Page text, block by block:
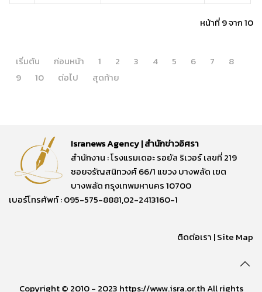
หน้าที่ 9 จาก 10
เริ่มต้น ก่อนหน้า 1 2 3 4 5 6 7
8
9
10 ต่อไป สุดท้าย
Isranews Agency | สำนักข่าวอิศรา
สำนักงาน : โรงแรมเดอะ รอยัล ริเวอร์ เลขที่ 219
ซอยจรัญสนิทวงศ์ 66/1 แขวง บางพลัด เขต
บางพลัด กรุงเทพมหานคร 10700
เบอร์โทรศัพท์ : 095-575-8881,02-2413160-1
ติดต่อเรา |Site Map
Copyright © 2010 - 2023 https://www.isra.or.th All rights